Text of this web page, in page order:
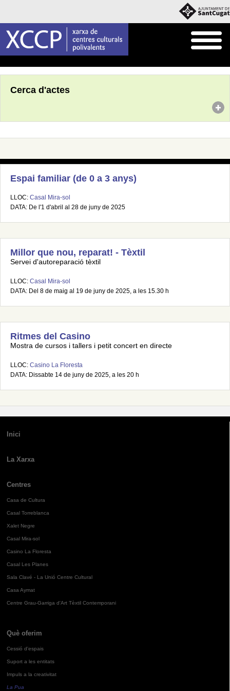
Cerca d'actes
Espai familiar (de 0 a 3 anys)
LLOC: Casal Mira-sol
DATA: De l'1 d'abril al 28 de juny de 2025
Millor que nou, reparat! - Tèxtil
Servei d'autoreparació tèxtil
LLOC: Casal Mira-sol
DATA: Del 8 de maig al 19 de juny de 2025, a les 15.30 h
Ritmes del Casino
Mostra de cursos i tallers i petit concert en directe
LLOC: Casino La Floresta
DATA: Dissabte 14 de juny de 2025, a les 20 h
Inici
La Xarxa
Centres
Casa de Cultura
Casal Torreblanca
Xalet Negre
Casal Mira-sol
Casino La Floresta
Casal Les Planes
Sala Clavé - La Unió Centre Cultural
Casa Aymat
Centre Grau-Garriga d'Art Tèxtil Contemporani
Què oferim
Cessió d'espais
Suport a les entitats
Impuls a la creativitat
La Pua